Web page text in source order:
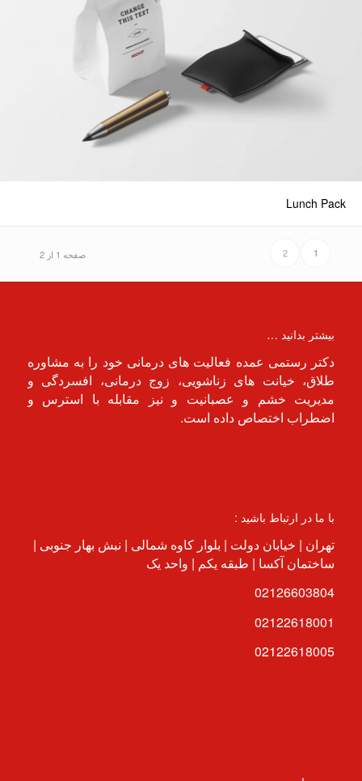
Lunch Pack
صفحه 1 از 2 1
2
بیشتر بدانید …
دکتر رستمی عمده فعالیت های درمانی خود را به مشاوره
طلاق، خیانت های زناشویی، زوج درمانی، افسردگی و
مدیریت خشم و عصبانیت و نیز مقابله با استرس و
اضطراب اختصاص داده است.
با ما در ارتباط باشید :
تهران | خیابان دولت | بلوار کاوه شمالی | نبش بهار جنوبی |
ساختمان آکسا | طبقه یکم | واحد یک
02126603804
02122618001
02122618005